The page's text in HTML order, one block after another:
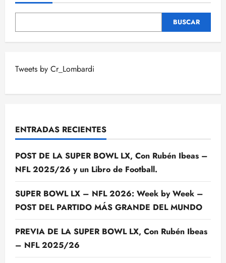
BUSCAR
Tweets by Cr_Lombardi
ENTRADAS RECIENTES
POST DE LA SUPER BOWL LX, Con Rubén Ibeas –
NFL 2025/26 y un Libro de Football.
SUPER BOWL LX – NFL 2026: Week by Week –
POST DEL PARTIDO MÁS GRANDE DEL MUNDO
PREVIA DE LA SUPER BOWL LX, Con Rubén Ibeas
– NFL 2025/26